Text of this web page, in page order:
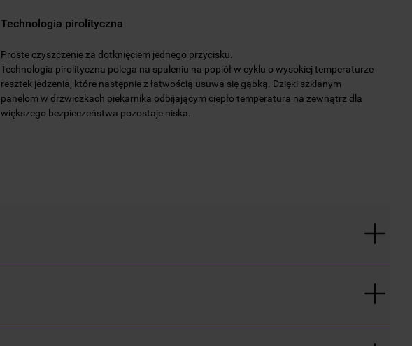
Technologia pirolityczna
Proste czyszczenie za dotknięciem jednego przycisku.
Technologia pirolityczna polega na spaleniu na popiół w cyklu o wysokiej temperaturze
resztek jedzenia, które następnie z łatwością usuwa się gąbką. Dzięki szklanym
panelom w drzwiczkach piekarnika odbijającym ciepło temperatura na zewnątrz dla
większego bezpieczeństwa pozostaje niska.